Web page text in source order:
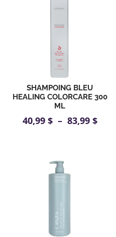
SHAMPOING BLEU
HEALING COLORCARE 300
ML
40,99 $ – 83,99 $Plage